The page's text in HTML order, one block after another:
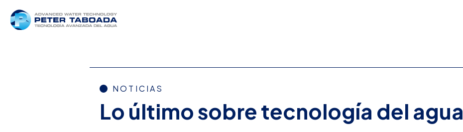
NOTICIAS
Lo último sobre tecnología del agua